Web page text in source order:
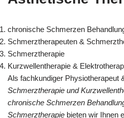
chronische Schmerzen
Schmerztherapeuten &
Schmerztherapie
Kurzwellentherapie &
Als fachkundiger Physiotherapeut
Schmerztherapie und
chronische Schmerzen
Schmerztherapie bieten wir Ihnen